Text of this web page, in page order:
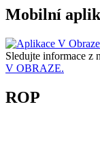
Mobilní
Sledujte informace z
V OBRAZE.
ROP